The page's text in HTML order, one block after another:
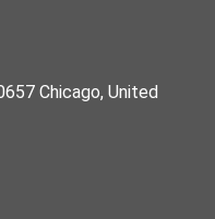
Chicago, United